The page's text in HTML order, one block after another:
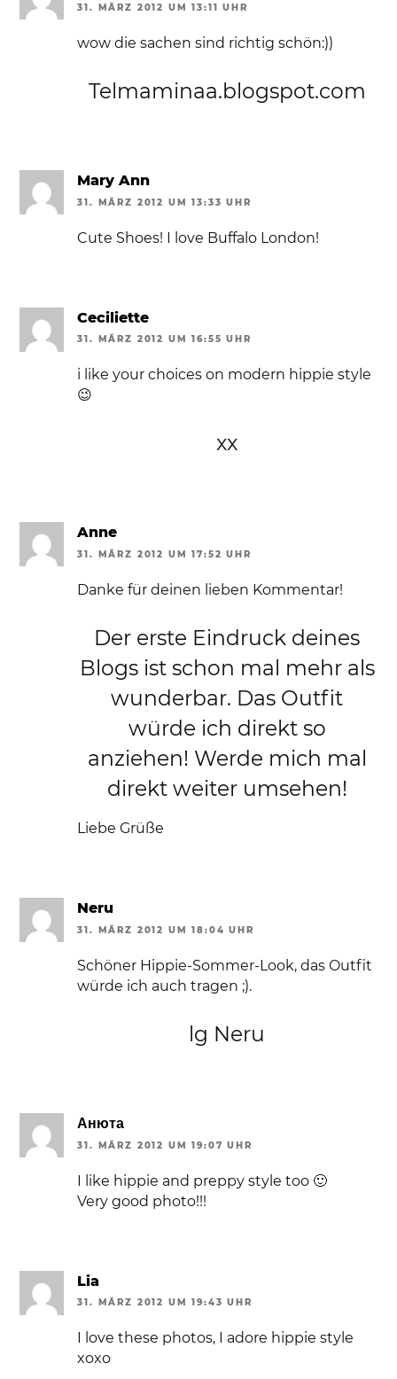
31. MÄRZ 2012 UM 13:11 UHR
wow die sachen sind richtig schön:))
Telmaminaa.blogspot.com
Mary Ann
31. MÄRZ 2012 UM 13:33 UHR
Cute Shoes! I love Buffalo London!
Ceciliette
31. MÄRZ 2012 UM 16:55 UHR
i like your choices on modern hippie style
😉
xx
Anne
31. MÄRZ 2012 UM 17:52 UHR
Danke für deinen lieben Kommentar!
Der erste Eindruck deines
Blogs ist schon mal mehr als
wunderbar. Das Outfit
würde ich direkt so
anziehen! Werde mich mal
direkt weiter umsehen!
Liebe Grüße
Neru
31. MÄRZ 2012 UM 18:04 UHR
Schöner Hippie-Sommer-Look, das Outfit
würde ich auch tragen ;).
lg Neru
Анюта
31. MÄRZ 2012 UM 19:07 UHR
I like hippie and preppy style too 🙂
Very good photo!!!
Lia
31. MÄRZ 2012 UM 19:43 UHR
I love these photos, I adore hippie style
xoxo